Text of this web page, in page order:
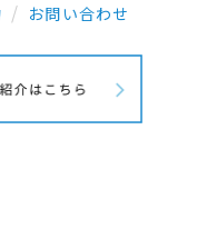
お問い合わせ